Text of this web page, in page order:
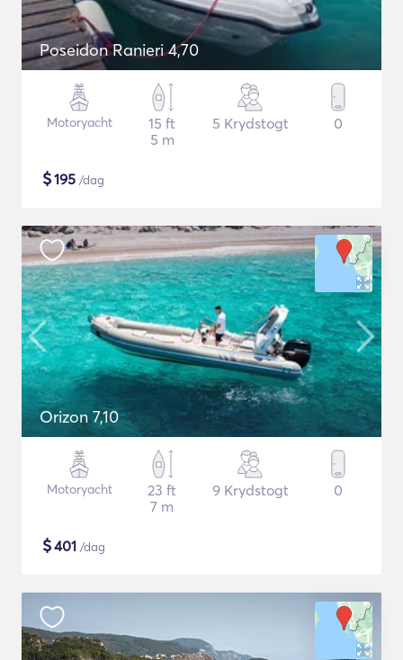
Poseidon Ranieri 4,70
Motoryacht
15 ft
5 m
5 Krydstogt 0
$195 /dag
Orizon 7,10
Motoryacht
23 ft
7 m
9 Krydstogt 0
$401 /dag